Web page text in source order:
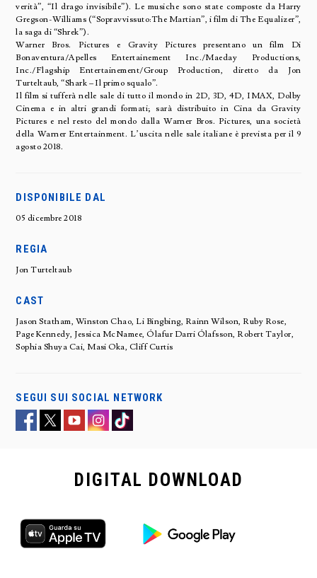
verità”, “Il drago invisibile”). Le musiche sono state composte da Harry
Gregson-Williams (“Sopravvissuto:The Martian”, i film di The Equalizer”,
la saga di “Shrek”).
Warner Bros. Pictures e Gravity Pictures presentano un film Di
Bonaventura/Apelles Entertainement Inc./Maeday Productions,
Inc./Flagship Entertainement/Group Production, diretto da Jon
Turteltaub, “Shark – Il primo squalo”.
Il film si tufferà nelle sale di tutto il mondo in 2D, 3D, 4D, IMAX, Dolby
Cinema e in altri grandi formati; sarà distribuito in Cina da Gravity
Pictures e nel resto del mondo dalla Warner Bros. Pictures, una società
della Warner Entertainment. L’uscita nelle sale italiane è prevista per il 9
agosto 2018.
DISPONIBILE DAL
05 dicembre 2018
REGIA
Jon Turteltaub
CAST
Jason Statham, Winston Chao, Li Bingbing, Rainn Wilson, Ruby Rose,
Page Kennedy, Jessica McNamee, Ólafur Darri Ólafsson, Robert Taylor,
Sophia Shuya Cai, Masi Oka, Cliff Curtis
SEGUI SUI SOCIAL NETWORK
DIGITAL DOWNLOAD